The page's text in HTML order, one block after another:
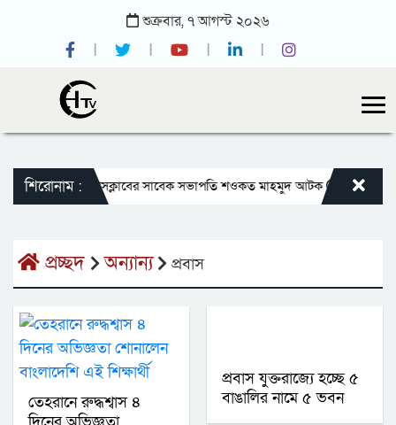
শুক্রবার,৭আগস্ট ২০২৬
শিরোনাম :
জাতীয় প্রেসক্লাবের সাবেক সভাপতি শওকত মাহমুদ আটক
প্রচ্ছদ অন্যান্য প্রবাস
তেহরানে রুদ্ধশ্বাস ৪
প্রবাস যুক্তরাজ্যে হচ্ছে ৫
বাঙালির নামে ৫ ভবন